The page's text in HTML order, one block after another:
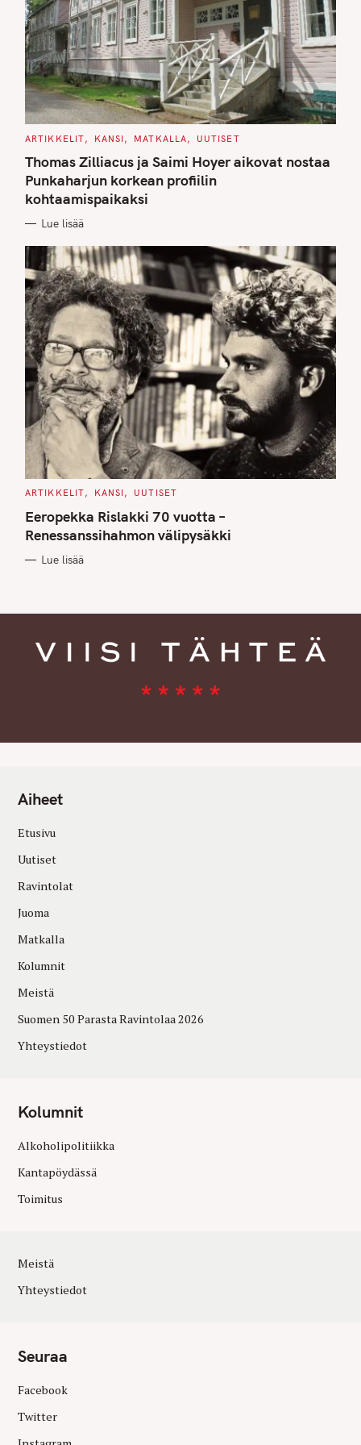
C
T
E
G
O
R
I
S
ARTIKKELIT KANSI MATKALLA UUTISET
Thomas Zilliacus ja Saimi Hoyer aikovat nostaa
Punkaharjun korkean profiilin
kohtaamispaikaksi
Lue lisää
C
T
E
G
O
I
ARTIKKELIT KANSI UUTISET
Eeropekka Rislakki 70 vuotta –
Renessanssihahmon välipysäkki
Lue lisää
Aiheet
Etusivu
Uutiset
Ravintolat
Juoma
Matkalla
Kolumnit
Meistä
Suomen 50 Parasta Ravintolaa 2026
Yhteystiedot
Kolumnit
Alkoholipolitiikka
Kantapöydässä
Toimitus
Meistä
Yhteystiedot
Seuraa
Facebook
Twitter